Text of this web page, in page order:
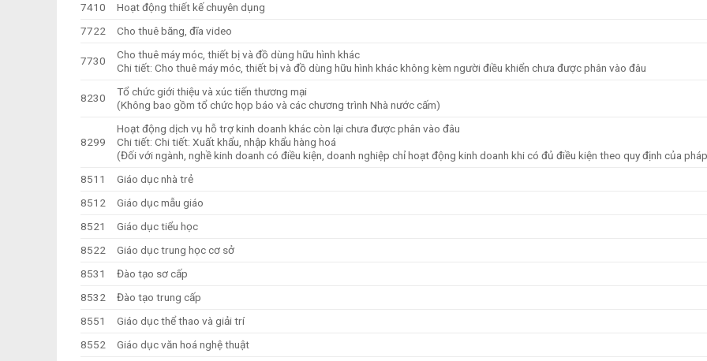
7410
Hoạt động thiết kế chuyên dụng
7722
Cho thuê băng, đĩa video
7730
Cho thuê máy móc, thiết bị và đồ dùng hữu hình khác
Chi tiết: Cho thuê máy móc, thiết bị và đồ dùng hữu hình khác không kèm người điều khiển chưa được phân vào đâu
8230
Tổ chức giới thiệu và xúc tiến thương mại
(Không bao gồm tổ chức họp báo và các chương trình Nhà nước cấm)
8299
Hoạt động dịch vụ hỗ trợ kinh doanh khác còn lại chưa được phân vào đâu
Chi tiết: Chi tiết: Xuất khẩu, nhập khẩu hàng hoá
(Đối với ngành, nghề kinh doanh có điều kiện, doanh nghiệp chỉ hoạt động kinh doanh khi có đủ điều kiện theo quy định của
8511
Giáo dục nhà trẻ
8512
Giáo dục mẫu giáo
8521
Giáo dục tiểu học
8522
Giáo dục trung học cơ sở
8531
Đào tạo sơ cấp
8532
Đào tạo trung cấp
8551
Giáo dục thể thao và giải trí
8552
Giáo dục văn hoá nghệ thuật